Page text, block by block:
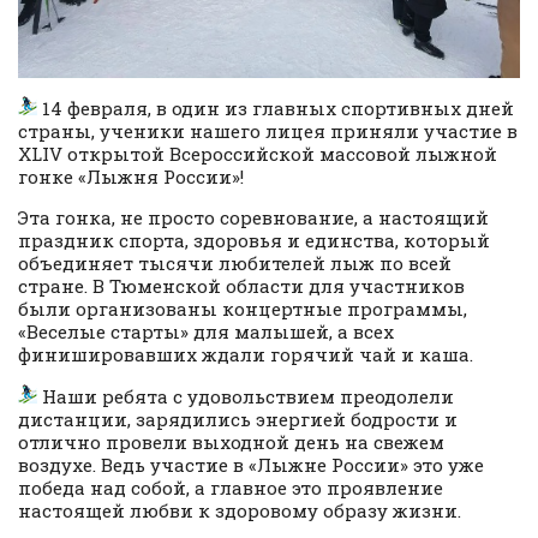
14 февраля, в один из главных спортивных дней
страны, ученики нашего лицея приняли участие в
XLIV открытой Всероссийской массовой лыжной
гонке «Лыжня России»!
Эта гонка, не просто соревнование, а настоящий
праздник спорта, здоровья и единства, который
объединяет тысячи любителей лыж по всей
стране. В Тюменской области для участников
были организованы концертные программы,
«Веселые старты» для малышей, а всех
финишировавших ждали горячий чай и каша.
Наши ребята с удовольствием преодолели
дистанции, зарядились энергией бодрости и
отлично провели выходной день на свежем
воздухе. Ведь участие в «Лыжне России» это уже
победа над собой, а главное это проявление
настоящей любви к здоровому образу жизни.